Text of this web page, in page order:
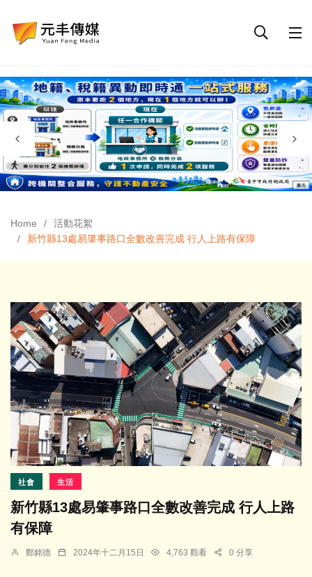
Home
活動花絮
新竹縣13處易肇事路口全數改善完成 行人上路有保障
社會 生活
新竹縣13處易肇事路口全數改善完成 行人上路
有保障
鄭銘德 2024年十二月15日 4,763 觀看 0 分享